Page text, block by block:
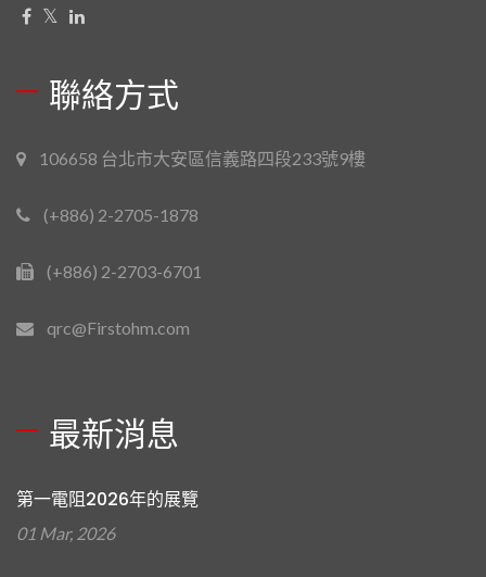
聯絡方式
106658 台北市大安區信義路四段233號9樓
(+886) 2-2705-1878
(+886) 2-2703-6701
qrc@Firstohm.com
最新消息
第一電阻2026年的展覽
01 Mar, 2026